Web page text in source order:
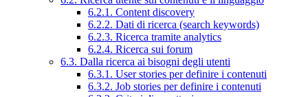
6.2.1. Content discovery
6.2.2. Dati di ricerca (search keywords)
6.2.3. Ricerca tramite analytics
6.2.4. Ricerca sui forum
6.3. Dalla ricerca ai bisogni degli utenti
6.3.1. User stories per definire i contenuti
6.3.2. Job stories per definire i contenuti